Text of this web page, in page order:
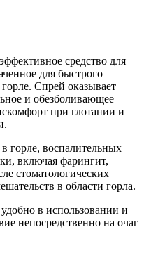
средство для
для быстрого
Спрей оказывает
и обезболивающее
при глотании и
горле, воспалительных
включая фарингит,
стоматологических
в области горла.
в использовании и
непосредственно на очаг